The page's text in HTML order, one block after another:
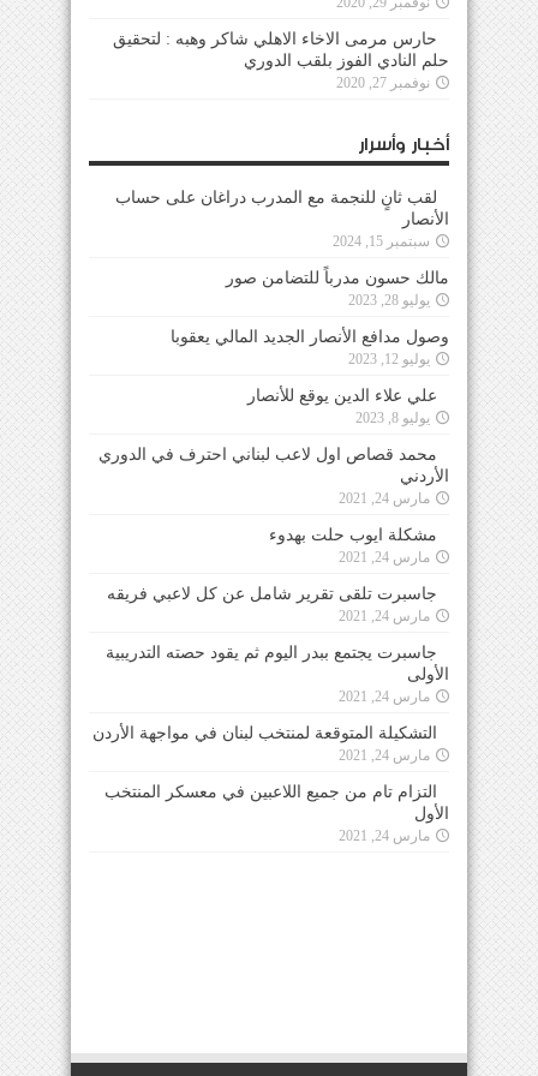
حارس مرمى الاخاء الاهلي شاكر وهبه : لتحقيق
حلم النادي الفوز بلقب الدوري
نوفمبر 27, 2020
أخبار وأسرار
لقب ثانٍ للنجمة مع المدرب دراغان على حساب
الأنصار
سبتمبر 15, 2024
مالك حسون مدرباً للتضامن صور
يوليو 28, 2023
وصول مدافع الأنصار الجديد المالي يعقوبا
يوليو 12, 2023
علي علاء الدين يوقع للأنصار
يوليو 8, 2023
محمد قصاص اول لاعب لبناني احترف في الدوري
الأردني
مارس 24, 2021
مشكلة ايوب حلت بهدوء
مارس 24, 2021
جاسبرت تلقى تقرير شامل عن كل لاعبي فريقه
مارس 24, 2021
جاسبرت يجتمع ببدر اليوم ثم يقود حصته التدريبية
الأولى
مارس 24, 2021
التشكيلة المتوقعة لمنتخب لبنان في مواجهة الأردن
مارس 24, 2021
التزام تام من جميع اللاعبين في معسكر المنتخب
الأول
مارس 24, 2021